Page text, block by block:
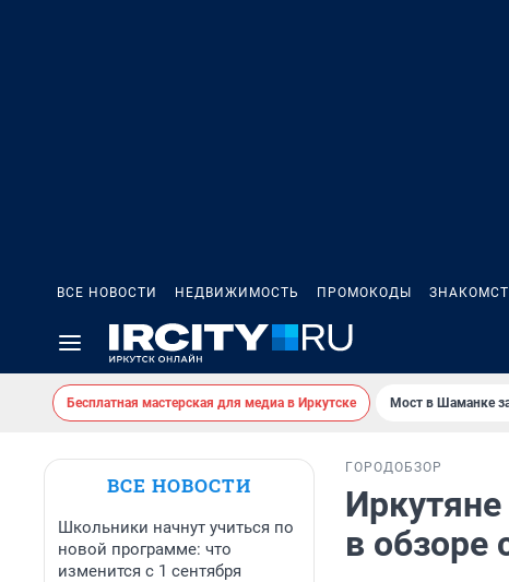
ВСЕ НОВОСТИ НЕДВИЖИМОСТЬ ПРОМОКОДЫ
Бесплатная мастерская для медиа в Иркутске Мост в Шаманке
ВСЕ НОВОСТИ
Школьники начнут учиться по
новой программе: что
изменится с 1 сентября
ГОРОДОБЗОР
в обзоре